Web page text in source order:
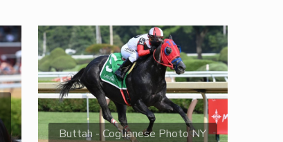
Buttah - Coglianese Photo NY